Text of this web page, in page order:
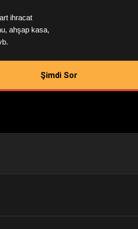
ihracat
ahşap kasa,
Şimdi Sor